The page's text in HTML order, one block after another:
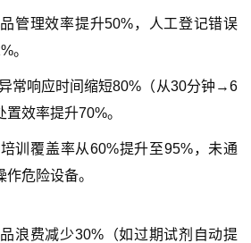
管理效率提升50%，人工登记错误
。
常响应时间缩短80%（从30分钟→6
效率提升70%。
训覆盖率从60%提升至95%，未通
危险设备。
浪费减少30%（如过期试剂自动提